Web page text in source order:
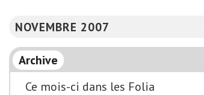
NOVEMBRE 2007
Archive
Ce mois-ci dans les Folia